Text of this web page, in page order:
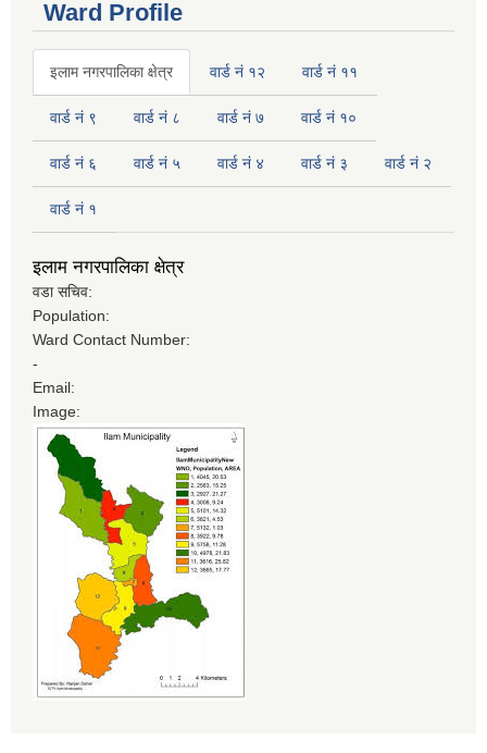
Ward Profile
इलाम नगरपालिका क्षेत्र वार्ड नं १२ वार्ड नं ११
वार्ड नं ९ वार्ड नं ८ वार्ड नं ७ वार्ड नं १०
वार्ड नं ६ वार्ड नं ५ वार्ड नं ४ वार्ड नं ३ वार्ड नं २
वार्ड नं १
इलाम नगरपालिका क्षेत्र
वडा सचिव:
Population:
Ward Contact Number:
-
Email:
Image: